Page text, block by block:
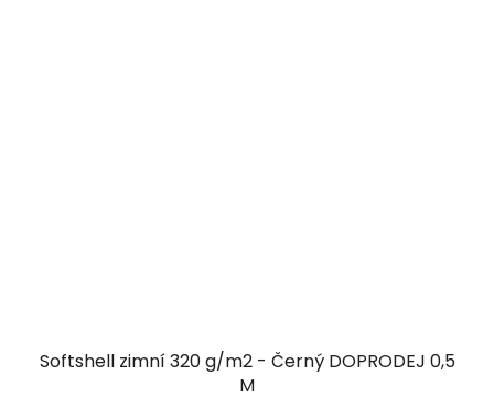
Softshell zimní 320 g/m2 - Černý DOPRODEJ 0,5
M